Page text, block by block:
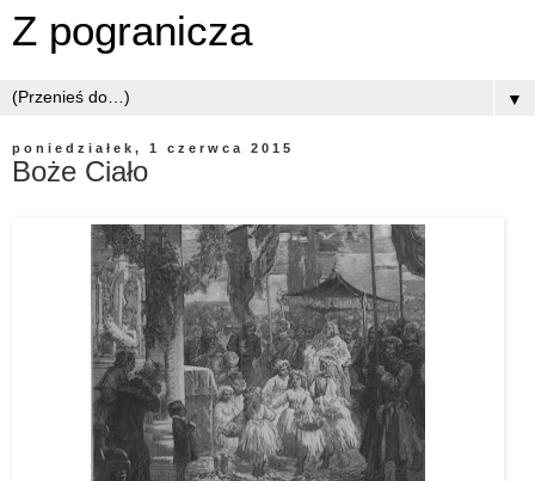
Z pogranicza
▼
poniedziałek, 1 czerwca 2015
Boże Ciało